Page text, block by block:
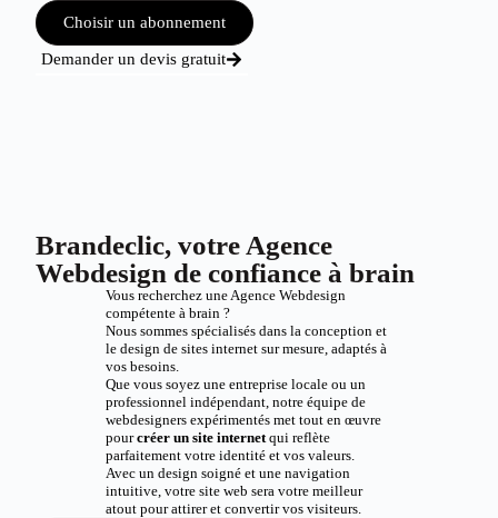
Choisir un abonnement
Demander un devis gratuit
Brandeclic, votre Agence
Webdesign de confiance à brain
Vous recherchez une Agence Webdesign
compétente à brain ?
Nous sommes spécialisés dans la conception et
le design de sites internet sur mesure, adaptés à
vos besoins.
Que vous soyez une entreprise locale ou un
professionnel indépendant, notre équipe de
webdesigners expérimentés met tout en œuvre
pourcréer un site internetqui reflète
parfaitement votre identité et vos valeurs.
Avec un design soigné et une navigation
intuitive, votre site web sera votre meilleur
atout pour attirer et convertir vos visiteurs.